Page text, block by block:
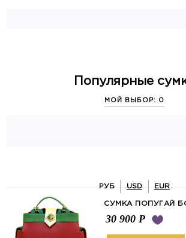
Популярные
РУБ USD EUR
МОЙ ВЫБОР: 0
СУМКА ПОПУГАЙ
30 900 Р